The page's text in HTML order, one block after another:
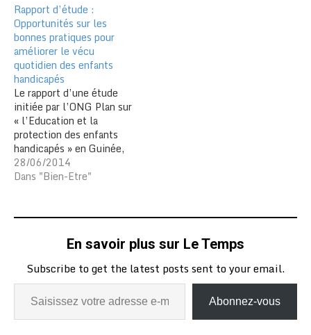
Rapport d’étude :
Opportunités sur les
bonnes pratiques pour
améliorer le vécu
quotidien des enfants
handicapés
Le rapport d’une étude
initiée par l’ONG Plan sur
« l’Education et la
protection des enfants
handicapés » en Guinée,
au Niger, en Sierra-Léone
et au Togo, a été rendu
Hors du cercle », fait
croyances…
28/06/2014
Dans "Bien-Etre"
En savoir plus sur Le Temps
Subscribe to get the latest posts sent to your email.
Abonnez-vous